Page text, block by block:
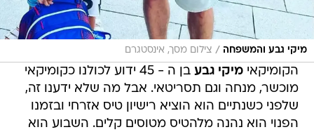
מיקי גבע והמשפחה / צילום מסך, אינסטגרם
הקומיקאימיקי גבע
בן ה - 45 ידוע לכולנו כקומיקאי
מוכשר, מנחה וגם תסריטאי. אבל מה שלא ידענו זה,
שלפני כשנתיים הוא הוציא רישיון טיס אזרחי ובזמנו
הפנוי הוא נהנה מלהטיס מטוסים קלים. השבוע הוא